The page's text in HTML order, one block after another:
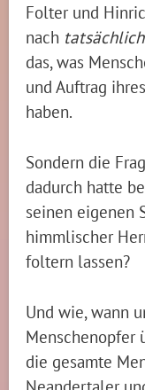
Folter und
nach tatsächlich
das, was
und Auftrag
haben.
Sondern die
dadurch hatte
seinen eigenen
himmlischer
foltern lassen?
Und wie, wann
Menschenopfer
die gesamte